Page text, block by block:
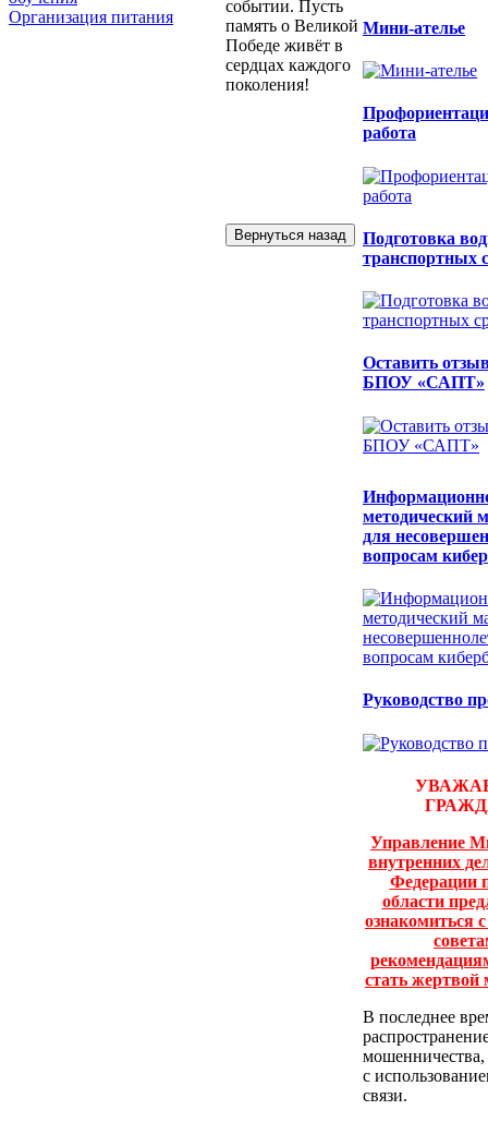
Организация питания
событии. Пусть
память о Великой
Победе живёт в
сердцах каждого
поколения!
Мини-ателье
работа
Подготовка
транспортных
Оставить
БПОУ «САПТ»
методический
для
вопросам
Руководство
Управление
внутренних
Федерации
области
ознакомиться
стать
В последнее
с
связи.